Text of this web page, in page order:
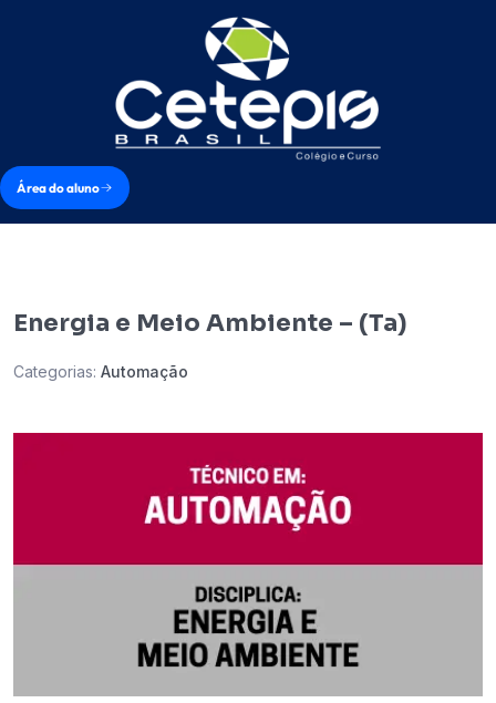
Área do aluno
Energia e Meio Ambiente – (Ta)
Categorias: Automação